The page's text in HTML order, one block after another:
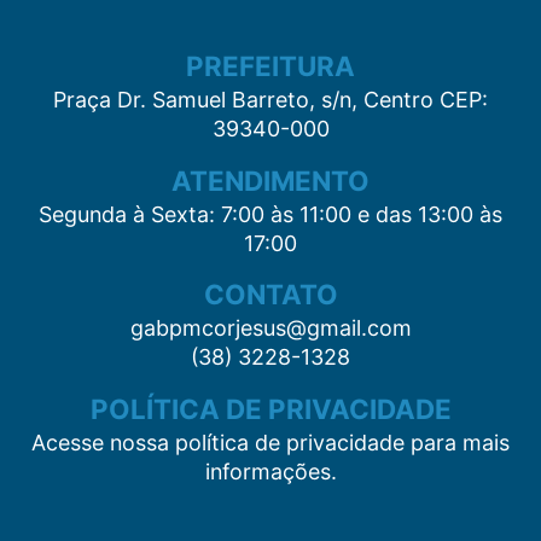
PREFEITURA
Praça Dr. Samuel Barreto, s/n, Centro CEP:
39340-000
ATENDIMENTO
Segunda à Sexta: 7:00 às 11:00 e das 13:00 às
17:00
CONTATO
gabpmcorjesus@gmail.com
(38) 3228-1328
POLÍTICA DE PRIVACIDADE
Acesse nossa política de privacidade para mais
informações.